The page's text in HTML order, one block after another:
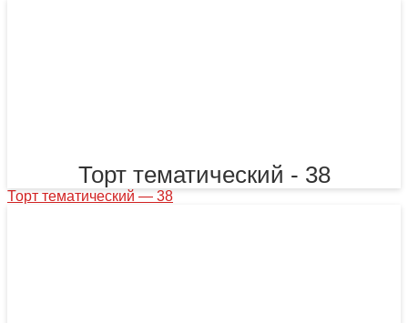
Торт тематический - 38
Торт тематический — 38